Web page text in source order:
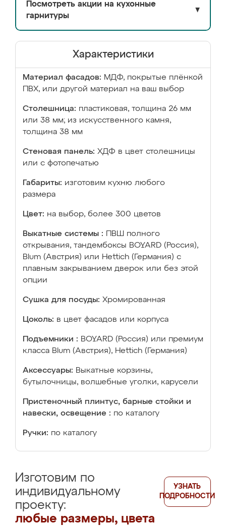
Посмотреть акции на кухонные
гарнитуры
▼
Характеристики
Материал фасадов: МДФ, покрытые плёнкой
ПВХ, или другой материал на ваш выбор
Столешница: пластиковая, толщина 26 мм
или 38 мм; из искусственного камня,
толщина 38 мм
Стеновая панель: ХДФ в цвет столешницы
или с фотопечатью
Габариты: изготовим кухню любого
размера
Цвет: на выбор, более 300 цветов
Выкатные системы :
ПВШ полного
открывания, тандембоксы BOYARD (Россия),
Blum (Австрия) или Hettich (Германия) с
плавным закрыванием дверок или без этой
опции
Сушка для посуды: Хромированная
Цоколь: в цвет фасадов или корпуса
Подъемники : BOYARD (Россия) или премиум
класса Blum (Австрия), Hettich (Германия)
Аксессуары: Выкатные корзины,
бутылочницы, волшебные уголки, карусели
Пристеночный плинтус, барные стойки и
навески, освещение : по каталогу
Ручки: по каталогу
Изготовим по
индивидуальному
проекту:
любые размеры, цвета
УЗНАТЬ
ПОДРОБНОСТИ